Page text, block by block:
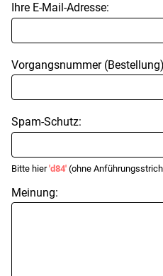
Ihre E-Mail-Adresse:
Vorgangsnummer
Spam-Schutz:
Bitte hier'd84' (ohne
Meinung: